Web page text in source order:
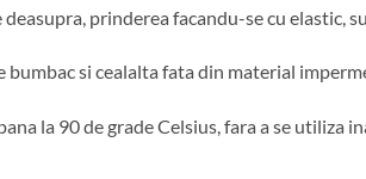
prinderea facandu-se cu elastic,
si cealalta fata din material
la 90 de grade Celsius, fara a se utiliza